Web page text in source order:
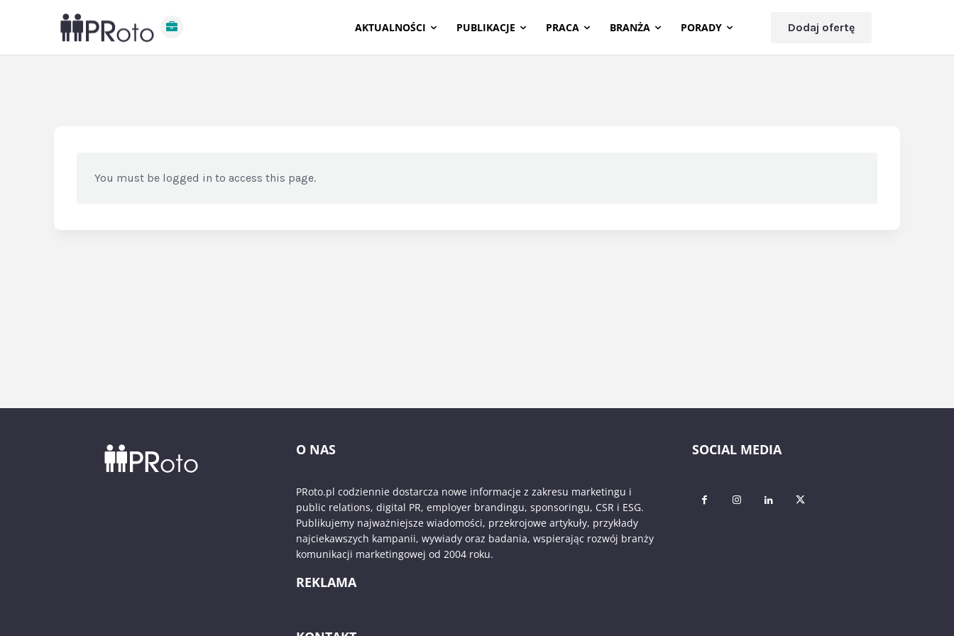
AKTUALNOŚCI PUBLIKACJE PRACA BRANŻA PORADY Dodaj ofertę
You must be logged in to access this page.
O NAS
PRoto.pl codziennie dostarcza nowe informacje z zakresu marketingu i
public relations, digital PR, employer brandingu, sponsoringu, CSR i ESG.
Publikujemy najważniejsze wiadomości, przekrojowe artykuły, przykłady
najciekawszych kampanii, wywiady oraz badania, wspierając rozwój branży
komunikacji marketingowej od 2004 roku.
REKLAMA
SOCIAL MEDIA